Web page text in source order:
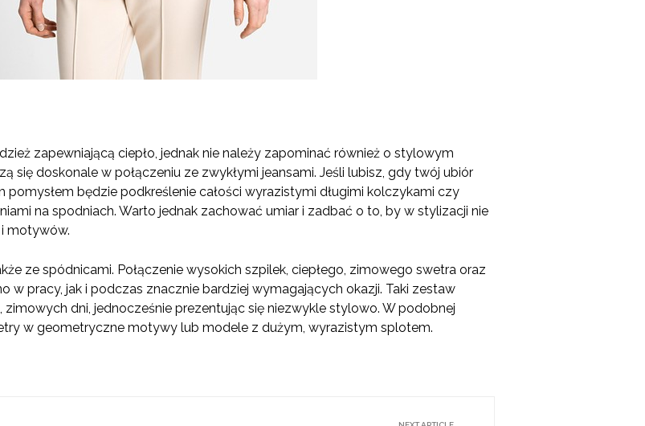
zapewniającą ciepło, jednak nie należy zapominać również o stylowym
się doskonale w połączeniu ze zwykłymi jeansami. Jeśli lubisz, gdy twój ubiór
pomysłem będzie podkreślenie całości wyrazistymi długimi kolczykami czy
na spodniach. Warto jednak zachować umiar i zadbać o to, by w stylizacji nie
motywów.
ze spódnicami. Połączenie wysokich szpilek, ciepłego, zimowego swetra oraz
w pracy, jak i podczas znacznie bardziej wymagających okazji. Taki zestaw
zimowych dni, jednocześnie prezentując się niezwykle stylowo. W podobnej
w geometryczne motywy lub modele z dużym, wyrazistym splotem.